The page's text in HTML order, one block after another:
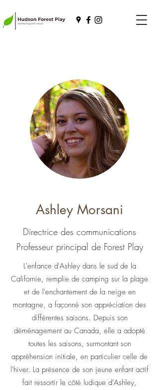
Ashley Morsani
Directrice des communications
Professeur principal de Forest Play
L'enfance d'Ashley dans le sud de la
Californie, remplie de camping sur la plage
et de l'enchantement de la neige en
montagne, a façonné son appréciation des
différentes saisons. Depuis son
déménagement au Canada, elle a adopté
toutes les saisons, surmontant son
appréhension initiale, en particulier celle de
l'hiver. La présence de son jeune enfant actif
fait ressortir le côté ludique d'Ashley,